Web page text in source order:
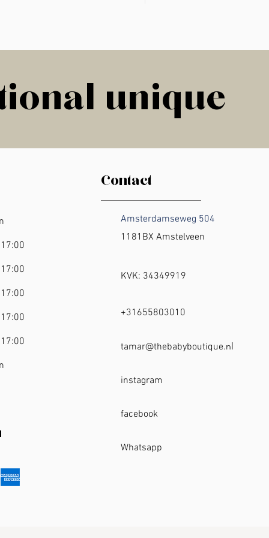
unique
unique
Contact
Amsterdamseweg 504
1181BX Amstelveen
​KVK: 34349919
+31655803010
tamar@thebabyboutique.nl
instagram
facebook
Whatsapp